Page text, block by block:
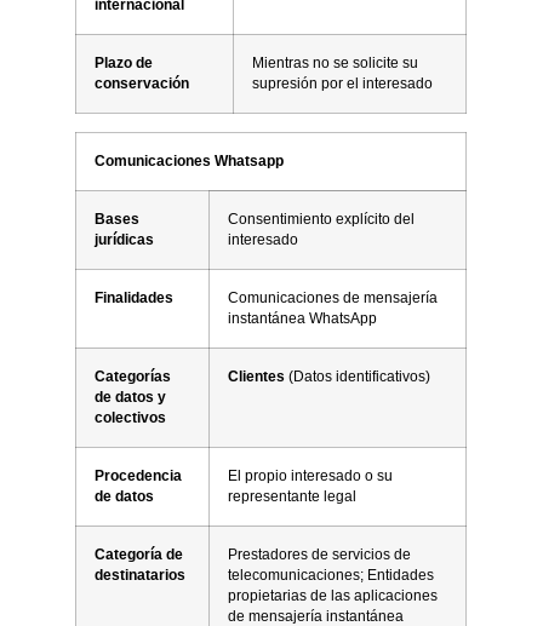
internacional
Plazo de
conservación
Mientras no se solicite su
supresión por el interesado
Comunicaciones Whatsapp
Bases
jurídicas
Consentimiento explícito del
interesado
Finalidades
Comunicaciones de mensajería
instantánea WhatsApp
Categorías
de datos y
colectivos
Clientes (Datos identificativos)
Procedencia
de datos
El propio interesado o su
representante legal
Categoría de
destinatarios
Prestadores de servicios de
telecomunicaciones; Entidades
propietarias de las aplicaciones
de mensajería instantánea